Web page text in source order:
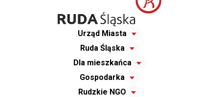
Urząd Miasta
Ruda Śląska
Dla mieszkańca
Gospodarka
Rudzkie NGO